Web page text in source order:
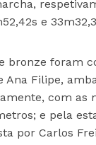
e
bronze foram
Ana Filipe,
com as
e pela
por Carlos